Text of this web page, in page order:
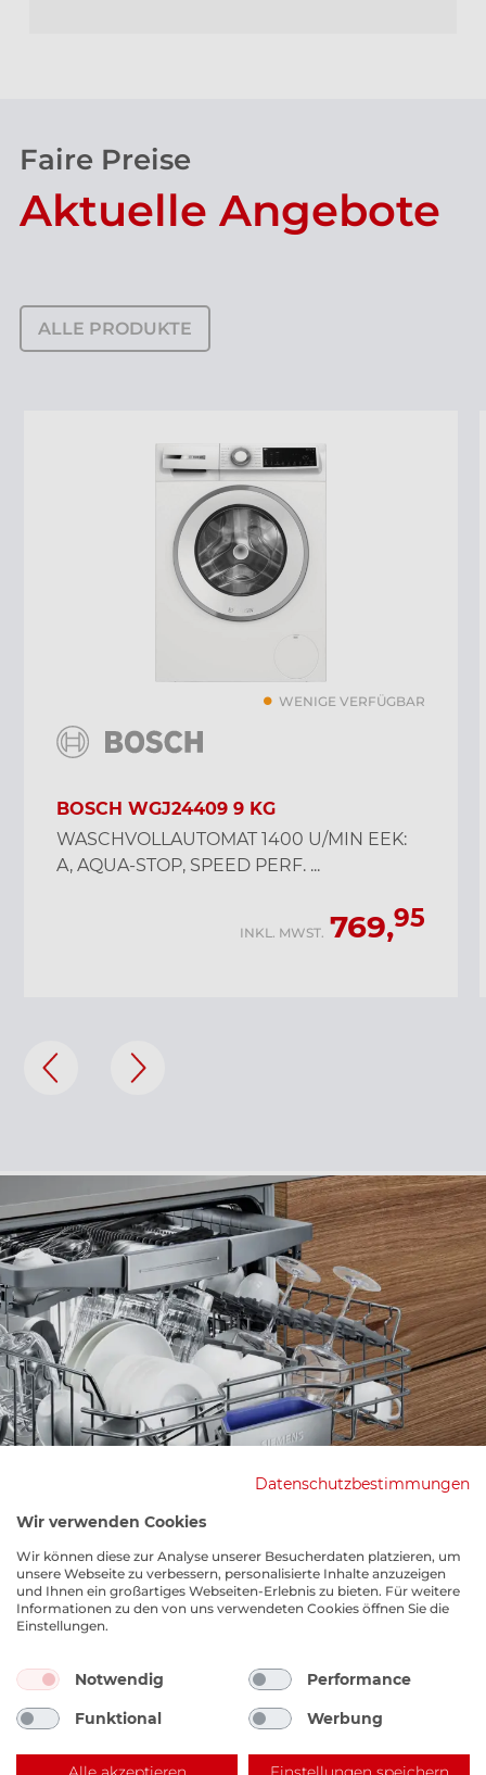
Faire Preise
Aktuelle Angebote
ALLE PRODUKTE
WENIGE VERFÜGBAR
BOSCH WGJ24409 9 KG
WASCHVOLLAUTOMAT 1400 U/MIN EEK:
A, AQUA-STOP, SPEED PERF. ...
INKL. MWST. 769,95
Datenschutzbestimmungen
Wir verwenden Cookies
Wir können diese zur Analyse unserer Besucherdaten platzieren, um
unsere Webseite zu verbessern, personalisierte Inhalte anzuzeigen
und Ihnen ein großartiges Webseiten-Erlebnis zu bieten. Für weitere
Informationen zu den von uns verwendeten Cookies öffnen Sie die
Einstellungen.
Notwendig Performance
Funktional Werbung